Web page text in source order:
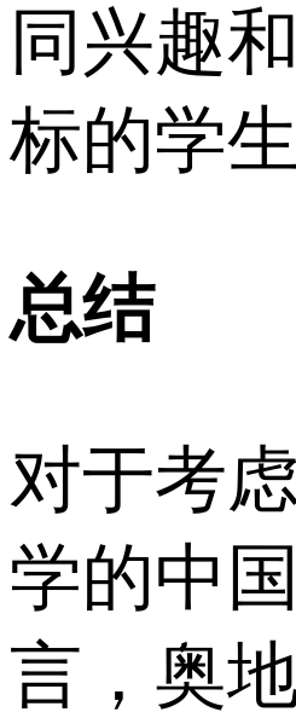
同兴趣
标的学生
总结
对于考
学的中
言，奥